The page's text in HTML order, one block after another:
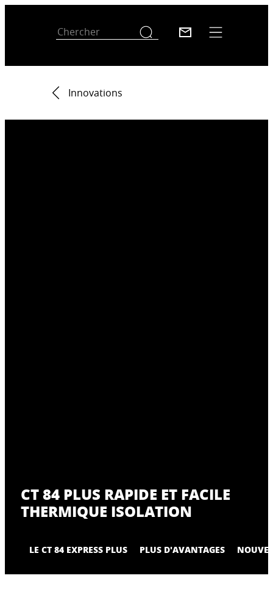
Innovations
CT 84 PLUS RAPIDE ET FACILE
THERMIQUE ISOLATION
LE CT 84 EXPRESS PLUS PLUS D'AVANTAGES